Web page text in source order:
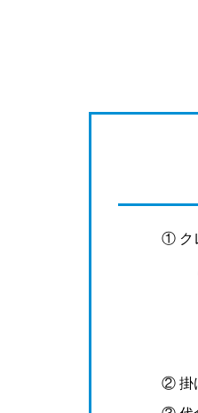
① ク
② 掛